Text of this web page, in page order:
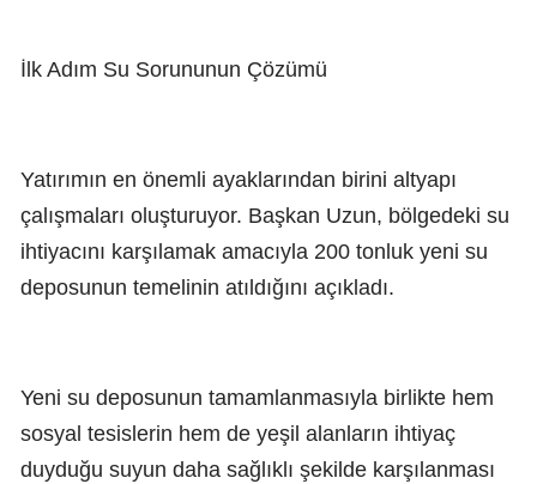
İlk Adım Su Sorununun Çözümü
Yatırımın en önemli ayaklarından birini altyapı
çalışmaları oluşturuyor. Başkan Uzun, bölgedeki su
ihtiyacını karşılamak amacıyla 200 tonluk yeni su
deposunun temelinin atıldığını açıkladı.
Yeni su deposunun tamamlanmasıyla birlikte hem
sosyal tesislerin hem de yeşil alanların ihtiyaç
duyduğu suyun daha sağlıklı şekilde karşılanması